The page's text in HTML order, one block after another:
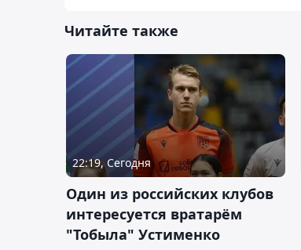
Читайте также
22:19, Сегодня
Один из российских клубов
интересуется вратарём
"Тобыла" Устименко